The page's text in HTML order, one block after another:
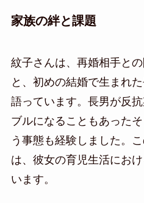
家族の絆と課題
紋子さんは、再婚相手と
と、初めの結婚で生まれ
語っています。長男が反
ブルになることもあった
う事態も経験しました。
は、彼女の育児生活にお
います。